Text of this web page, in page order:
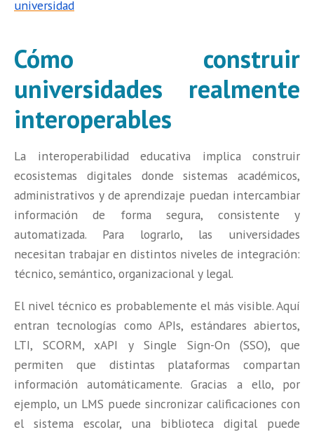
universidad
Cómo construir
universidades realmente
interoperables
La interoperabilidad educativa implica construir
ecosistemas digitales donde sistemas académicos,
administrativos y de aprendizaje puedan intercambiar
información de forma segura, consistente y
automatizada. Para lograrlo, las universidades
necesitan trabajar en distintos niveles de integración:
técnico, semántico, organizacional y legal.
El nivel técnico es probablemente el más visible. Aquí
entran tecnologías como APIs, estándares abiertos,
LTI, SCORM, xAPI y Single Sign-On (SSO), que
permiten que distintas plataformas compartan
información automáticamente. Gracias a ello, por
ejemplo, un LMS puede sincronizar calificaciones con
el sistema escolar, una biblioteca digital puede